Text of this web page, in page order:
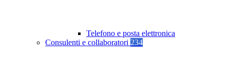
Telefono e posta elettronica
Consulenti e collaboratori 234